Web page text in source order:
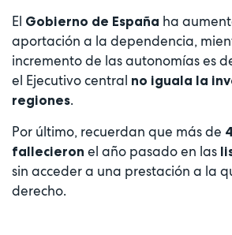
El Gobierno de España ha
aportación a la dependencia,
incremento de las autonomías es
el Ejecutivo central no iguala la
regiones.
Por último, recuerdan que más de
fallecieron el año pasado en las
sin acceder a una prestación a la
derecho.